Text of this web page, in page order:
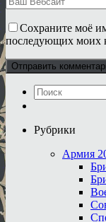
Сохраните моё
последующих моих
Рубрики
Армия